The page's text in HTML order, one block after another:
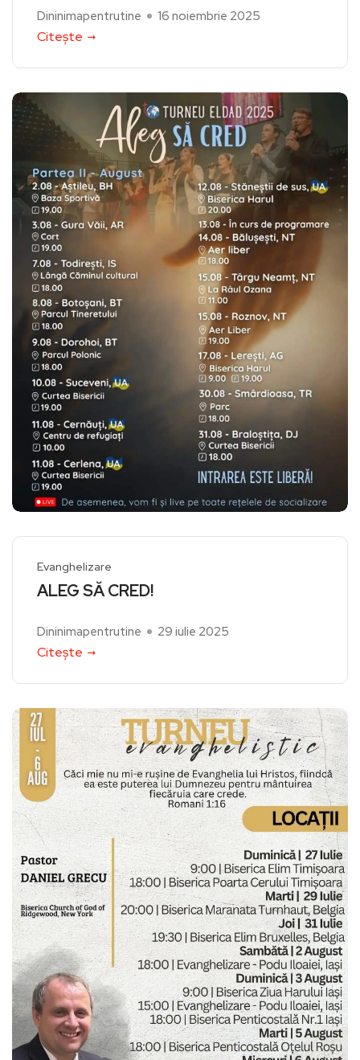
Dininimapentrutine 16 noiembrie 2025
Citește
Evanghelizare
ALEG SĂ CRED!
Dininimapentrutine 29 iulie 2025
Citește